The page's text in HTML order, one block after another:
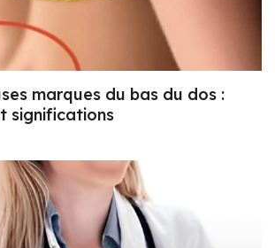
marques du bas du dos :
significations